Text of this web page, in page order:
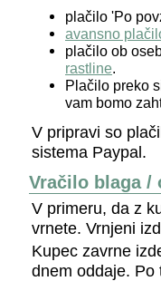
plačilo 'Po
avansno
plačilo ob
rastline.
Plačilo preko
vam bomo
V pripravi so
sistema Paypal.
Vračilo blaga /
V primeru, da z
vrnete. Vrnjeni
Kupec zavrne
dnem oddaje. Po